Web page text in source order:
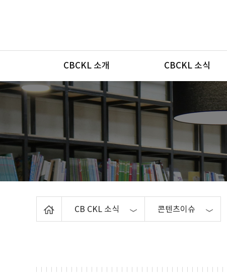
메뉴
CBCKL 소개 CBCKL 소식
CB CKL 소식 콘텐츠이슈